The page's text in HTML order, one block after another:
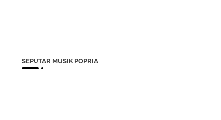
SEPUTAR MUSIK POPRIA